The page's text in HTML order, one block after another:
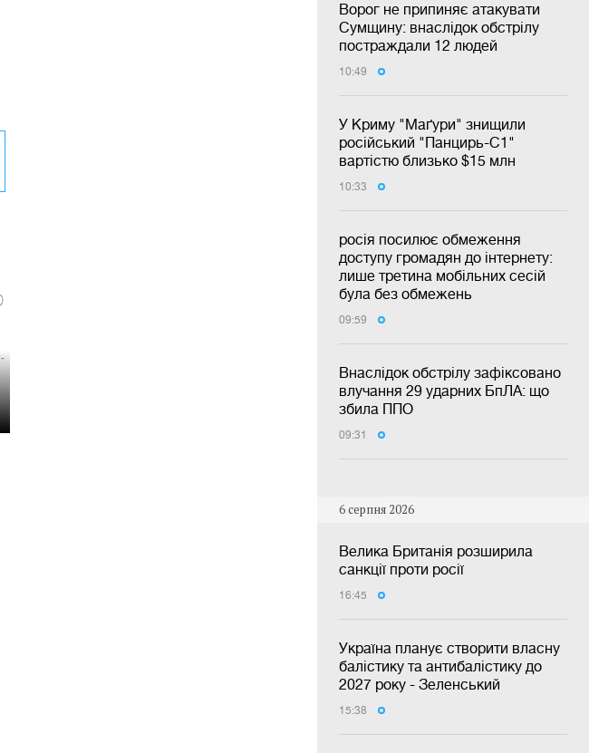
Ворог не припиняє атакувати
Сумщину: внаслідок обстрілу
постраждали 12 людей
10:49
У Криму "Маґури" знищили
російський "Панцирь-С1"
вартістю близько $15 млн
10:33
росія посилює обмеження
доступу громадян до інтернету:
лише третина мобільних сесій
була без обмежень
09:59
Внаслідок обстрілу зафіксовано
влучання 29 ударних БпЛА: що
збила ППО
09:31
6 серпня 2026
Велика Британія розширила
санкції проти росії
16:45
Україна планує створити власну
балістику та антибалістику до
2027 року - Зеленський
15:38